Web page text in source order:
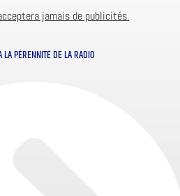
jamais de publicités.
LA PÉRENNITÉ DE LA RADIO